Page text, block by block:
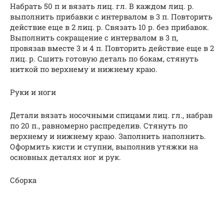
Набрать 50 п и вязать лиц. гл. В каждом лиц. р.
выполнить прибавки с интервалом в 3 п. Повторить
действие еще в 2 лиц. р. Связать 10 р. без прибавок.
Выполнить сокращение с интервалом в 3 п,
провязав вместе 3 и 4 п. Повторить действие еще в 2
лиц. р. Сшить готовую деталь по бокам, стянуть
ниткой по верхнему и нижнему краю.
Руки и ноги
Детали вязать носочными спицами лиц. гл., набрав
по 20 п., равномерно распределив. Стянуть по
верхнему и нижнему краю. Заполнить наполнить.
Оформить кисти и ступни, выполнив утяжки на
основных деталях ног и рук.
Сборка